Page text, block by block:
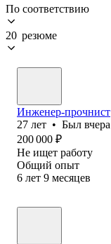
По соответствию
20 резюме
Инженер-прочнист
27 лет • Был вчера
200 000 ₽
Не ищет работу
Общий опыт
6 лет 9 месяцев